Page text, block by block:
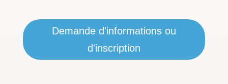
Demande d'informations ou
d'inscription